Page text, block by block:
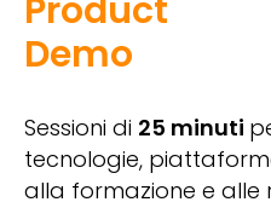
Product
Demo
Sessioni di 25 minuti
tecnologie,
alla formazione e alle